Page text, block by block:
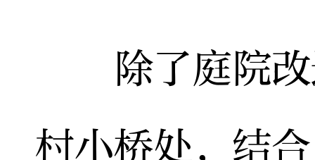
除了庭院改
村小桥处，结